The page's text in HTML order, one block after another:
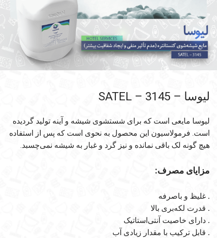
لیوسا – SATEL – 3145
لیوسا مایعی است که برای شستشوی شیشه و آینه تولید گردیده
است. فرمولاسیون این محصول به نحوی است که پس از استفاده
هیچ گونه لک باقی نمانده و نیز گرد ‌و ‌غبار به شیشه نمی‌چسبد.
مزایای مصرف:
غلیظ و باصرفه
قدرت لکه‌بری بالا
دارای خاصیت آنتی‌استاتیک
قابل ترکیب با مقدار زیادی آب